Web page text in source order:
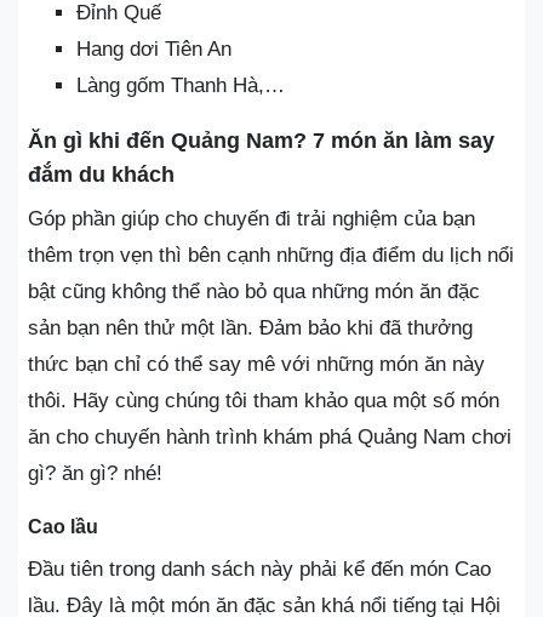
Đỉnh Quế
Hang dơi Tiên An
Làng gốm Thanh Hà,…
Ăn gì khi đến Quảng Nam? 7 món ăn làm say
đắm du khách
Góp phần giúp cho chuyến đi trải nghiệm của bạn
thêm trọn vẹn thì bên cạnh những địa điểm du lịch nổi
bật cũng không thể nào bỏ qua những món ăn đặc
sản bạn nên thử một lần. Đảm bảo khi đã thưởng
thức bạn chỉ có thể say mê với những món ăn này
thôi. Hãy cùng chúng tôi tham khảo qua một số món
ăn cho chuyến hành trình khám phá Quảng Nam chơi
gì? ăn gì? nhé!
Cao lầu
Đầu tiên trong danh sách này phải kể đến món Cao
lầu. Đây là một món ăn đặc sản khá nổi tiếng tại Hội